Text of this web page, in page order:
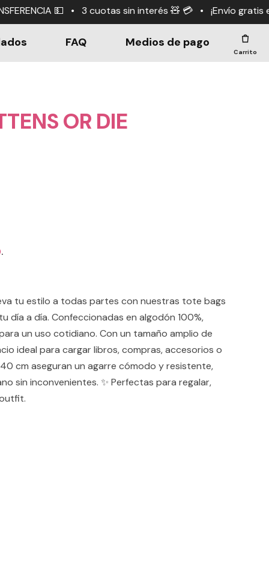
sin interés 🧸 💳 • ¡Envío gratis en compras
FAQ Medios de pago
Carrito
OR DIE
.
tu estilo a todas partes con nuestras tote bags
día a día. Confeccionadas en algodón 100%,
un uso cotidiano. Con un tamaño amplio de
ideal para cargar libros, compras, accesorios o
cm aseguran un agarre cómodo y resistente,
sin inconvenientes. ✨ Perfectas para regalar,